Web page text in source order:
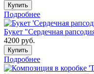
Купить
Подробнее
Букет "Сердечная
4200 руб.
Купить
Подробнее